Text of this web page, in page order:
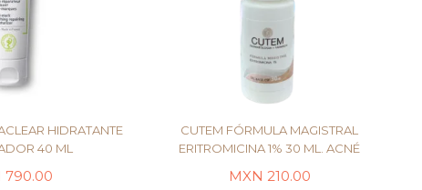
CUTEM FÓRMULA MAGISTRAL
ERITROMICINA 1% 30 ML. ACNÉ
210.00
HIDRATANTE
40 ML
790.00